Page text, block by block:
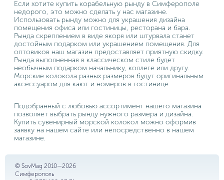
Если хотите купить корабельную рынду в Симферополе
недорого, это можно сделать у нас магазине.
Использовать рынду можно для украшения дизайна
помещения офиса или гостиницы, ресторана и бара.
Рында скреплением в виде якоря или штурвала станет
достойным подарком или украшением помещения. Для
оптовиков наш магазин предоставляет приятную скидку.
Рында выполненная в классическом стиле будет
необычным подарком начальнику, коллеге или другу.
Морские колокола разных размеров будут оригинальным
аксессуаром для кают и номеров в гостинице
Подобранный с любовью ассортимент нашего магазина
позволяет выбрать рынду нужного размера и дизайна.
Купить сувенирный морской колокол можно оформив
заявку на нашем сайте или непосредственно в нашем
магазине.
© SovMag 2010—2026
Симферополь